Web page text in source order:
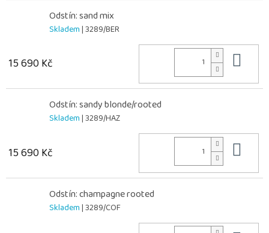
Odstín: sand mix
Skladem| 3289/BER
15 690 Kč
Odstín: sandy blonde/rooted
Skladem| 3289/HAZ
15 690 Kč
Odstín: champagne rooted
Skladem| 3289/COF